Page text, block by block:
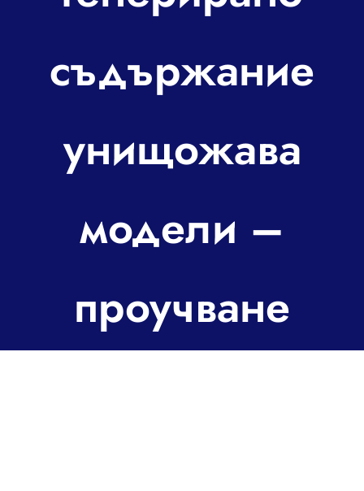
съдържание
унищожава
модели –
проучване